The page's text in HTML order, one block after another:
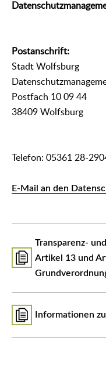
Postanschrift:
Stadt Wolfsburg
Postfach 10 09 44
38409 Wolfsburg
Telefon: 05361 28-
E-Mail an den
Transparenz-
Artikel 13 und
Informationen